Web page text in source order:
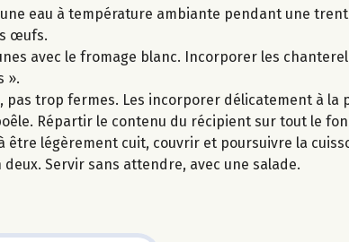
eau à température ambiante pendant une
œufs.
avec le fromage blanc. Incorporer les
».
pas trop fermes. Les incorporer délicatement à la
Répartir le contenu du récipient sur tout le
être légèrement cuit, couvrir et poursuivre la
Servir sans attendre, avec une salade.